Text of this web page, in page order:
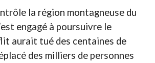
la région montagneuse du
engagé à poursuivre le
aurait tué des centaines de
des milliers de personnes